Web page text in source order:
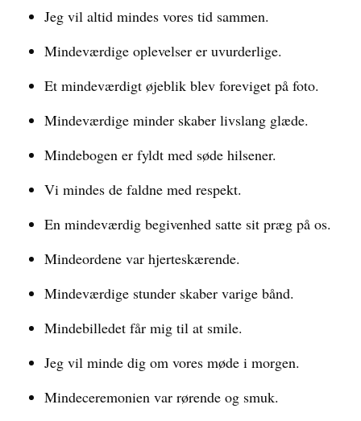
Jeg vil altid mindes vores tid sammen.
Mindeværdige oplevelser er uvurderlige.
Et mindeværdigt øjeblik blev foreviget på foto.
Mindeværdige minder skaber livslang glæde.
Mindebogen er fyldt med søde hilsener.
Vi mindes de faldne med respekt.
En mindeværdig begivenhed satte sit præg på os.
Mindeordene var hjerteskærende.
Mindeværdige stunder skaber varige bånd.
Mindebilledet får mig til at smile.
Jeg vil minde dig om vores møde i morgen.
Mindeceremonien var rørende og smuk.